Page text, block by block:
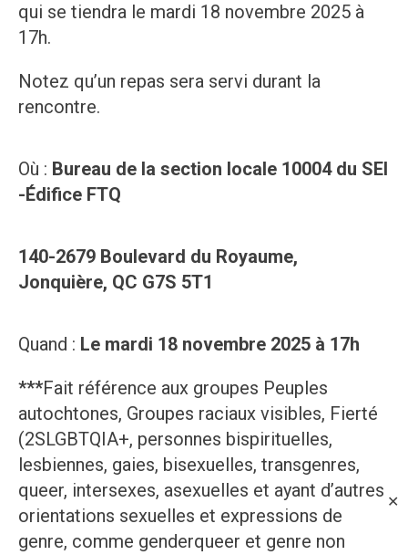
✕
qui se tiendra le mardi 18 novembre 2025 à
17h.
Notez qu’un repas sera servi durant la
rencontre.
Où : Bureau de la section locale 10004 du SEI
-Édifice FTQ
140-2679 Boulevard du Royaume,
Jonquière, QC G7S 5T1
Quand : Le mardi 18 novembre 2025 à 17h
***Fait référence aux groupes Peuples
autochtones, Groupes raciaux visibles, Fierté
(2SLGBTQIA+, personnes bispirituelles,
lesbiennes, gaies, bisexuelles, transgenres,
queer, intersexes, asexuelles et ayant d’autres
orientations sexuelles et expressions de
genre, comme genderqueer et genre non